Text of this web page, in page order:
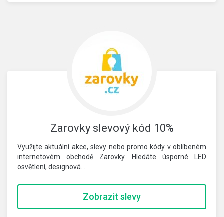
Zarovky slevový kód 10%
Využijte aktuální akce, slevy nebo promo kódy v oblíbeném
internetovém obchodě Zarovky. Hledáte úsporné LED
osvětlení, designová…
Zobrazit slevy